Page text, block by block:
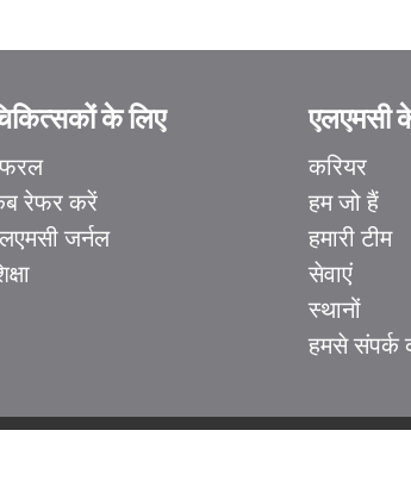
के लिए
रेफर करें
जर्नल
एलएमसी
करियर
हम जो हैं
हमारी टीम
सेवाएं
स्थानों
हमसे संपर्क